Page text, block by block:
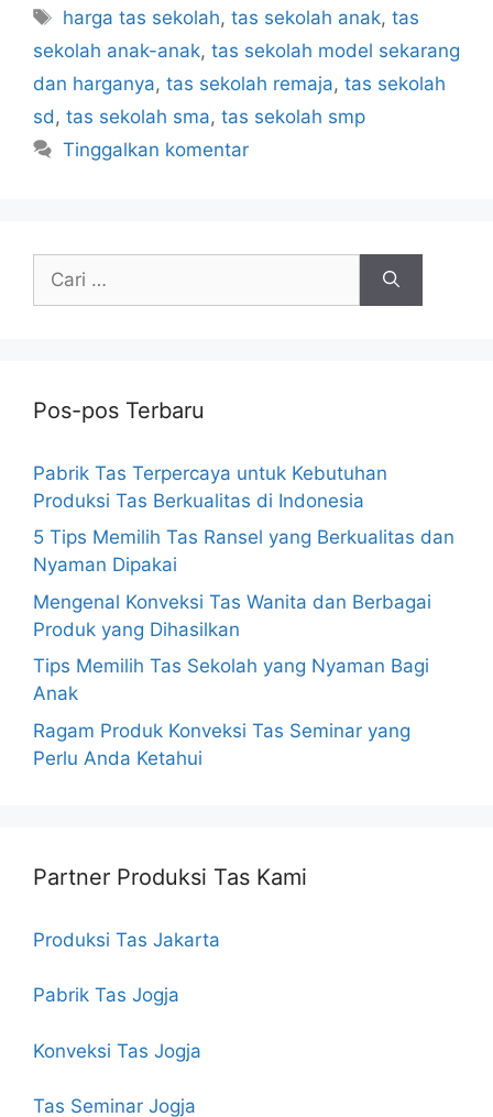
Tag
harga tas sekolah,tas sekolah anak,tas
sekolah anak-anak, tas sekolah model sekarang
dan harganya, tas sekolah remaja, tas sekolah
sd , tas sekolah sma, tas sekolah smp
Tinggalkan komentar
untuk:
Pos-pos Terbaru
Pabrik Tas Terpercaya untuk Kebutuhan
Produksi Tas Berkualitas di Indonesia
5 Tips Memilih Tas Ransel yang Berkualitas dan
Nyaman Dipakai
Mengenal Konveksi Tas Wanita dan Berbagai
Produk yang Dihasilkan
Tips Memilih Tas Sekolah yang Nyaman Bagi
Anak
Ragam Produk Konveksi Tas Seminar yang
Perlu Anda Ketahui
Partner Produksi Tas Kami
Produksi Tas Jakarta
Pabrik Tas Jogja
Konveksi Tas Jogja
Tas Seminar Jogja